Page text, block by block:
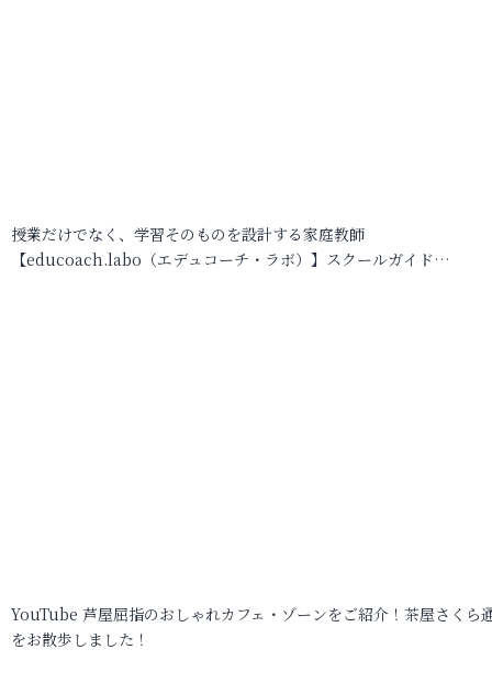
授業だけでなく、学習そのものを設計する家庭教師
【educoach.labo（エデュコーチ・ラボ）】スクールガイド…
YouTube 芦屋屈指のおしゃれカフェ・ゾーンをご紹介！茶屋さくら
をお散歩しました！